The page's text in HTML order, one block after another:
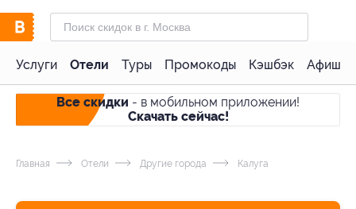
Услуги Отели Туры Промокоды Кэшбэк Афиша
Все скидки - в мобильном приложении!
Скачать сейчас!
Главная Отели Другие города Калуга